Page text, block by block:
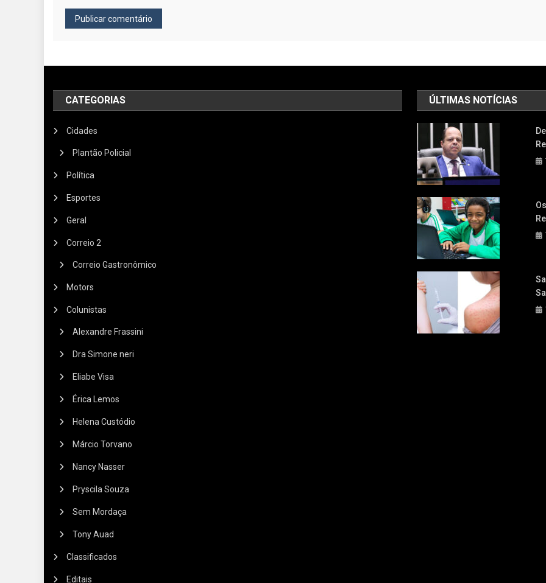
CATEGORIAS
Cidades
Plantão Policial
Política
Esportes
Geral
Correio 2
Correio Gastronômico
Motors
Colunistas
Alexandre Frassini
Dra Simone neri
Eliabe Visa
Érica Lemos
Helena Custódio
Márcio Torvano
Nancy Nasser
Pryscila Souza
Sem Mordaça
Tony Auad
Classificados
Editais
ÚLTIMAS NOTÍCIAS